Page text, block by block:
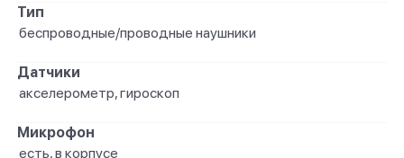
Тип
беспроводные/проводные наушники
Датчики
акселерометр, гироскоп
Микрофон
есть, в корпусе